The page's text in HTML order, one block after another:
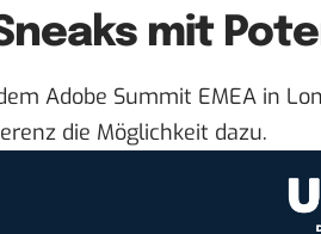
mit
Adobe Summit EMEA in
die Möglichkeit dazu.